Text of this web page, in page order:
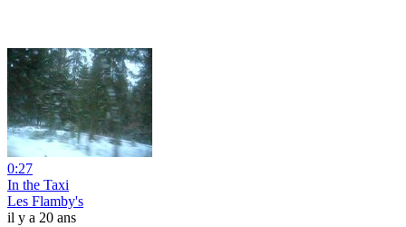
0:27
In the Taxi
Les Flamby's
il y a 20 ans